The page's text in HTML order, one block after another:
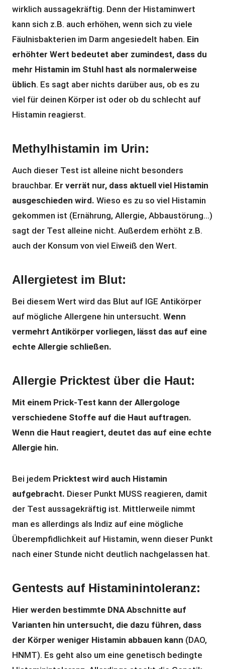
wirklich aussagekräftig. Denn der Histaminwert
kann sich z.B. auch erhöhen, wenn sich zu viele
Fäulnisbakterien im Darm angesiedelt haben. Ein
erhöhter Wert bedeutet aber zumindest, dass du
mehr Histamin im Stuhl hast als normalerweise
üblich. Es sagt aber nichts darüber aus, ob es zu
viel für deinen Körper ist oder ob du schlecht auf
Histamin reagierst.
Methylhistamin im Urin:
Auch dieser Test ist alleine nicht besonders
brauchbar. Er verrät nur, dass aktuell viel Histamin
ausgeschieden wird. Wieso es zu so viel Histamin
gekommen ist (Ernährung, Allergie, Abbaustörung…)
sagt der Test alleine nicht. Außerdem erhöht z.B.
auch der Konsum von viel Eiweiß den Wert.
Allergietest im Blut:
Bei diesem Wert wird das Blut auf IGE Antikörper
auf mögliche Allergene hin untersucht. Wenn
vermehrt Antikörper vorliegen, lässt das auf eine
echte Allergie schließen.
Allergie Pricktest über die Haut:
Mit einem Prick-Test kann der Allergologe
verschiedene Stoffe auf die Haut auftragen.
Wenn die Haut reagiert, deutet das auf eine echte
Allergie hin.
Bei jedem Pricktest wird auch Histamin
aufgebracht. Dieser Punkt MUSS reagieren, damit
der Test aussagekräftig ist. Mittlerweile nimmt
man es allerdings als Indiz auf eine mögliche
Überempfidlichkeit auf Histamin, wenn dieser Punkt
nach einer Stunde nicht deutlich nachgelassen hat.
Gentests auf Histaminintoleranz:
Hier werden bestimmte DNA Abschnitte auf
Varianten hin untersucht, die dazu führen, dass
der Körper weniger Histamin abbauen kann (DAO,
HNMT). Es geht also um eine genetisch bedingte